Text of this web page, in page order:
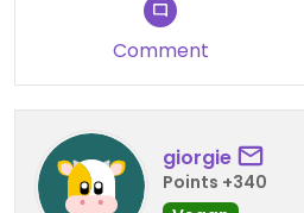
Comment
giorgie
Points +340